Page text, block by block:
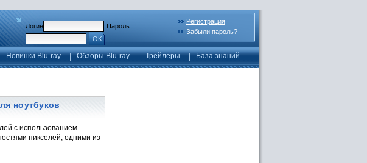
Логин
Пароль
ОК
Регистрация
Забыли пароль?
Новинки Blu-ray Обзоры Blu-ray Трейлеры База знаний
ноутбуков
с использованием
пикселей, одними из